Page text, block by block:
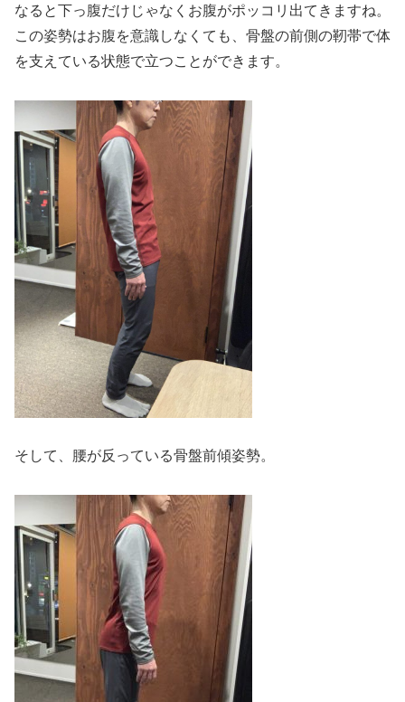
なると下っ腹だけじゃなくお腹がポッコリ出てきますね。
この姿勢はお腹を意識しなくても、骨盤の前側の靭帯で体
を支えている状態で立つことができます。
そして、腰が反っている骨盤前傾姿勢。